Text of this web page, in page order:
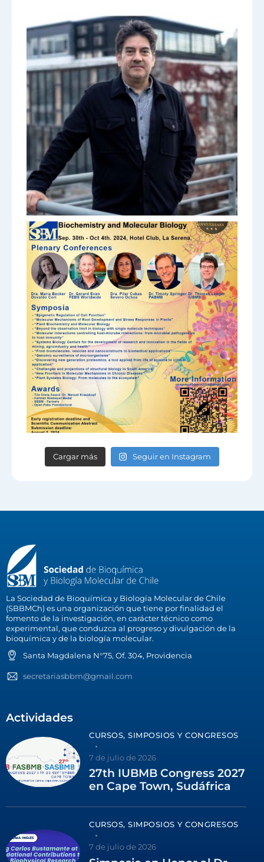
Cargar más Seguir en Instagram
La Sociedad de Bioquímica y Biología Molecular de Chile
(SBBMCh) es una organización que tiene por finalidad el
fomento de la investigación, en carácter técnico como
experimental, que conduzca al progreso y divulgación de la
bioquímica y de la biología molecular.
Santa Magdalena N°75, Of. 304, Providencia
secretariasbbm@gmail.com
Actividades
CURSOS, SIMPOSIOS Y CONGRESOS
7 de julio de 2026
27th IUBMB Congress 2027
en Cape Town, Sudáfrica
CURSOS, SIMPOSIOS Y CONGRESOS
7 de julio de 2026